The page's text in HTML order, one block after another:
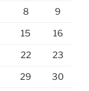
8 9
15 16
22 23
29 30